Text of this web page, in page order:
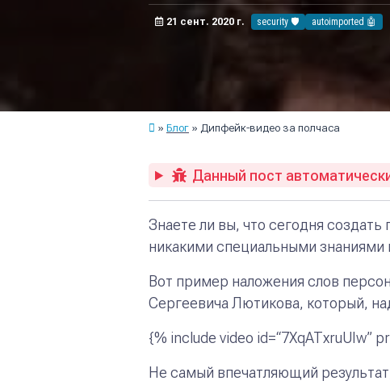
21 сент. 2020 г. security 🛡️ autoimported 🤖
Блог Дипфейк-видео за полчаса
Данный пост
Знаете ли вы, что сегодня
никакими специальными
Вот пример наложения слов
Сергеевича Лютикова, который,
{% include video id=“7XqATxruUIw”
Не самый впечатляющий